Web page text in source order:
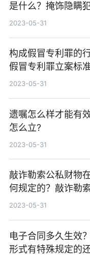
是什么？掩饰隐瞒
罪主体是什么？
2023-05-31
构成假冒专利罪的
假冒专利罪立案标
2023-05-31
遗嘱怎么样才能有
怎么立?
2023-05-31
敲诈勒索公私财物
何规定的？敲诈勒
是怎么样的？
2023-05-31
电子合同多久生效
形式有特殊规定的